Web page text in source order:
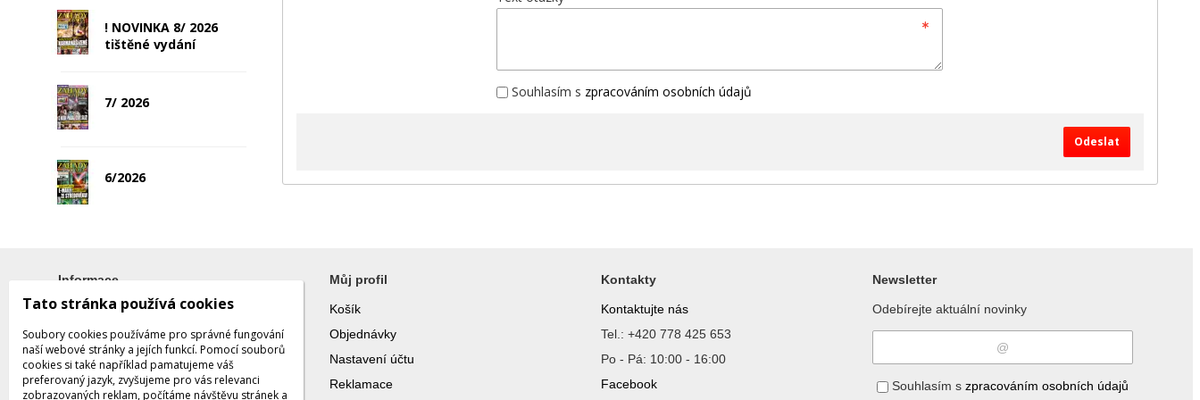
! NOVINKA 8/ 2026
tištěné vydání
7/ 2026
6/2026
Souhlasím s zpracováním osobních údajů
Odeslat
Informace
Blog
Galerie
Vše o nákupu
Obchodní podmínky
Můj profil
Košík
Objednávky
Nastavení účtu
Reklamace
Kontakty
Kontaktujte nás
Tel.: +420 778 425 653
Po - Pá: 10:00 - 16:00
Facebook
Newsletter
Odebírejte aktuální novinky
Souhlasím s zpracováním osobních údajů
Tato stránka používá cookies
Soubory cookies používáme pro správné fungování
naší webové stránky a jejích funkcí. Pomocí souborů
cookies si také například pamatujeme váš
preferovaný jazyk, zvyšujeme pro vás relevanci
zobrazovaných reklam, počítáme návštěvu stránek a